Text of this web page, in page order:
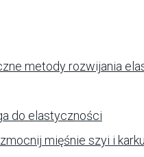
metody rozwijania
do elastyczności
mięśnie szyi i karku